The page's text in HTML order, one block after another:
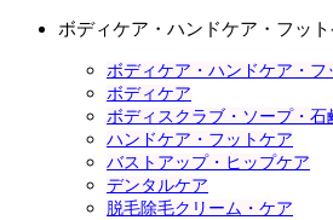
ボディケア・ハンドケア・フッ
ボディケア・ハンドケア・
ボディケア
ボディスクラブ・ソープ・石
ハンドケア・フットケア
バストアップ・ヒップケア
デンタルケア
脱毛除毛クリーム・ケア